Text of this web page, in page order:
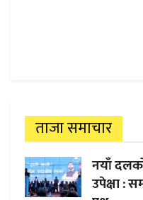
ताजा समाचार
नयाँ
उपेक्षा :